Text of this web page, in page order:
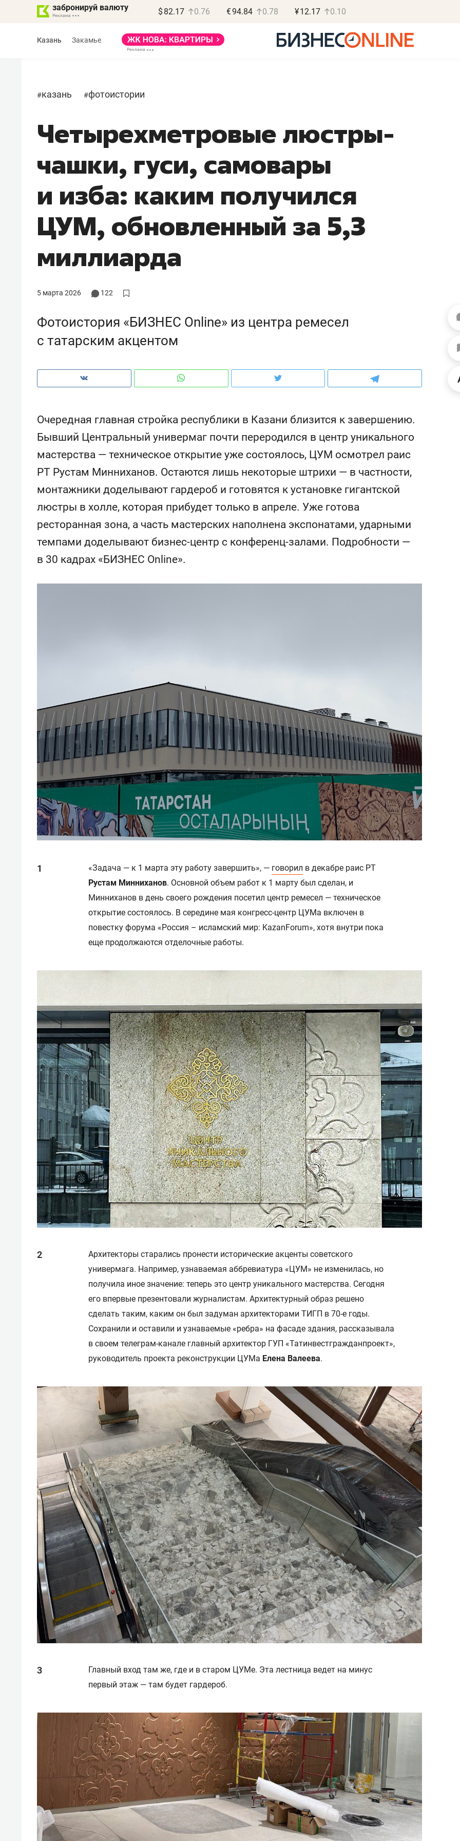
забронируй валюту $ 82.17 0.76 €94.84 0.78 ¥12.17 0.10
Казань Закамье
#казань #фотоистории
Четырехметровые люстры-
чашки, гуси, самовары
и изба: каким получился
ЦУМ, обновленный за 5,3
миллиарда
5 марта 2026 122
Фотоистория «БИЗНЕС Online» из центра ремесел
с татарским акцентом
Очередная главная стройка республики в Казани близится к завершению.
Бывший Центральный универмаг почти переродился в центр уникального
мастерства — техническое открытие уже состоялось, ЦУМ осмотрел раис
РТ Рустам Минниханов. Остаются лишь некоторые штрихи — в частности,
монтажники доделывают гардероб и готовятся к установке гигантской
люстры в холле, которая прибудет только в апреле. Уже готова
ресторанная зона, а часть мастерских наполнена экспонатами, ударными
темпами доделывают бизнес-центр с конференц-залами. Подробности —
в 30 кадрах «БИЗНЕС Online».
«Задача — к 1 марта эту работу завершить», — говорил в декабре раис РТ
Рустам Минниханов. Основной объем работ к 1 марту был сделан, и
Минниханов в день своего рождения посетил центр ремесел — техническое
открытие состоялось. В середине мая конгресс-центр ЦУМа включен в
повестку форума «Россия – исламский мир: KazanForum», хотя внутри пока
еще продолжаются отделочные работы.
Архитекторы старались пронести исторические акценты советского
универмага. Например, узнаваемая аббревиатура «ЦУМ» не изменилась, но
получила иное значение: теперь это центр уникального мастерства. Сегодня
его впервые презентовали журналистам. Архитектурный образ решено
сделать таким, каким он был задуман архитекторами ТИГП в 70-е годы.
Сохранили и оставили и узнаваемые «ребра» на фасаде здания, рассказывала
в своем телеграм-канале главный архитектор ГУП «Татинвестгражданпроект»,
руководитель проекта реконструкции ЦУМа Елена Валеева.
Главный вход там же, где и в старом ЦУМе. Эта лестница ведет на минус
первый этаж — там будет гардероб.
Рекомендуем
150 камер до квартиры и Face
ID вместо ключа: какой будет
безопасность в ЖК «Нова»
Рекомендуем
Опыт выживания в дикой
природе, работа
с ментальным и физическим
антихрупких команд
Рекомендуем
Мексика, рок-концерт
и вагон с чак-чаком: как
в Менделеевске прошла